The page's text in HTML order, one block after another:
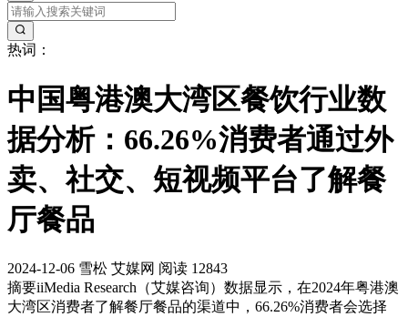
热词：
中国粤港澳大湾区餐饮行业数
据分析：66.26%消费者通过外
卖、社交、短视频平台了解餐
厅餐品
2024-12-06 雪松 艾媒网 阅读 12843
摘要iiMedia Research（艾媒咨询）数据显示，在2024年粤港澳
大湾区消费者了解餐厅餐品的渠道中，66.26%消费者会选择